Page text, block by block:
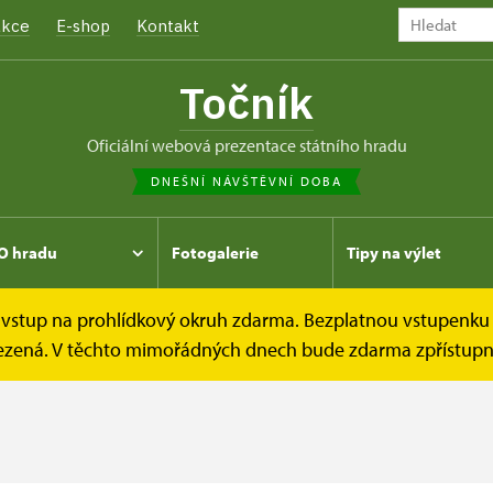
E-shop Kontakt
Točník
oficiální webová prezentace státního hradu
DNEŠNÍ NÁVŠTĚVNÍ DOBA
hradu Fotogalerie Tipy na výlet
na prohlídkový okruh zdarma. Bezplatnou
V těchto mimořádných dnech bude zdarma